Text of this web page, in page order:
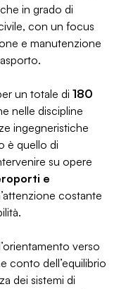
in grado di
con un focus
e manutenzione
un totale di 180
nelle discipline
ingegneristiche
è quello di
su opere
e
costante
verso
conto dell’equilibrio
dei sistemi di